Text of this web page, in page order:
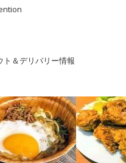
ト＆デリバリー情報